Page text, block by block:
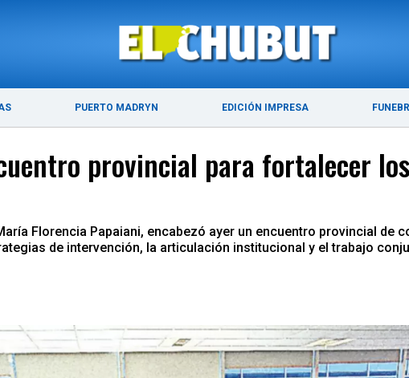
PUERTO MADRYN EDICIÓN IMPRESA
ÚLTIMAS NOTICIAS PUERTO MADRYN
provincial para fortalecer
Florencia Papaiani, encabezó ayer un encuentro provincial de
de intervención, la articulación institucional y el trabajo